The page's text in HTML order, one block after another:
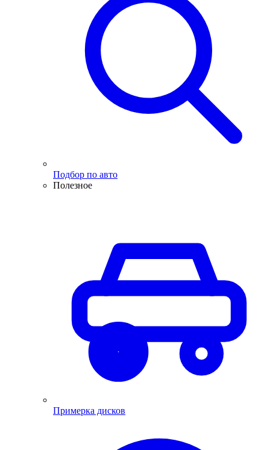
Подбор по авто
Полезное
Примерка дисков